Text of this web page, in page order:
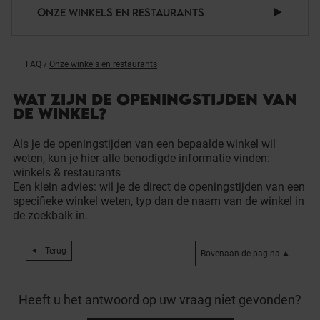
ONZE WINKELS EN RESTAURANTS
FAQ / Onze winkels en restaurants
WAT ZIJN DE OPENINGSTIJDEN VAN
DE WINKEL?
Als je de openingstijden van een bepaalde winkel wil
weten, kun je hier alle benodigde informatie vinden:
winkels & restaurants
Een klein advies: wil je de direct de openingstijden van een
specifieke winkel weten, typ dan de naam van de winkel in
de zoekbalk in.
Terug Bovenaan de pagina
Heeft u het antwoord op uw vraag niet gevonden?